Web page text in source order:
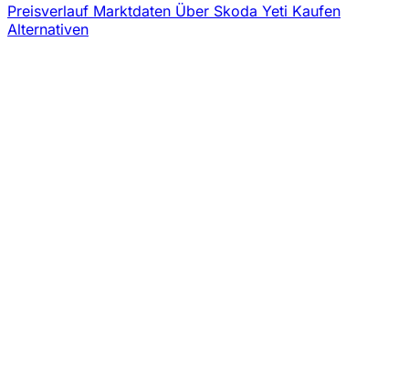
Preisverlauf Marktdaten Über Skoda Yeti Kaufen
Alternativen